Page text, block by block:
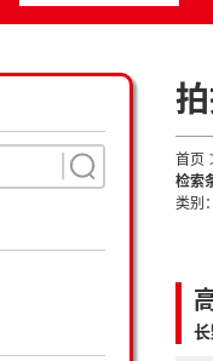
首页
检索
类别